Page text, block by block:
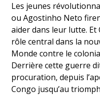
Les jeunes
ou Agostinho Neto
aider dans leur lutte. Et
rôle central dans la
Monde contre le
Derrière cette guerre
procuration, depuis
Congo jusqu’au